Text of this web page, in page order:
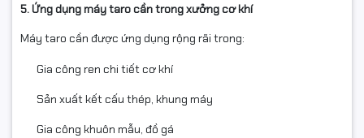
5. Ứng dụng máy taro cần trong xưởng cơ khí
Máy taro cần được ứng dụng rộng rãi trong:
Gia công ren chi tiết cơ khí
Sản xuất kết cấu thép, khung máy
Gia công khuôn mẫu, đồ gá